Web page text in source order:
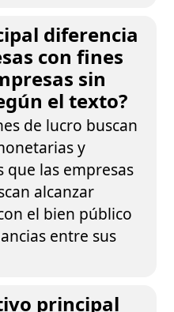
diferencia
con fines
sin
el texto?
de lucro buscan
y
las empresas
alcanzar
el bien público
entre sus
principal